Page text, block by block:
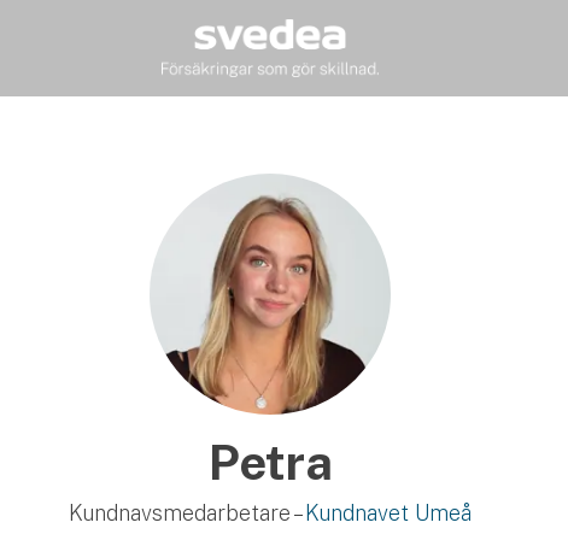
Petra
Kundnavsmedarbetare – Kundnavet Umeå